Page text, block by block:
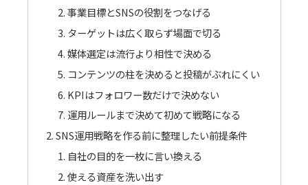
事業目標とSNSの役割をつなげる
ターゲットは広く取らず場面で切る
媒体選定は流行より相性で決める
コンテンツの柱を決めると投稿がぶれにくい
KPIはフォロワー数だけで決めない
運用ルールまで決めて初めて戦略になる
SNS運用戦略を作る前に整理したい前提条件
自社の目的を一枚に言い換える
使える資産を洗い出す